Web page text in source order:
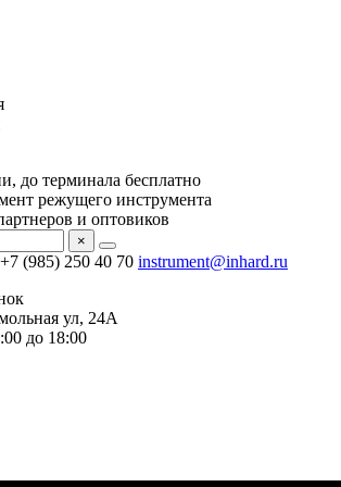
до терминала бесплатно
режущего инструмента
и оптовиков
×
+7 (985) 250 40 70 instrument@inhard.ru
ул, 24А
до 18:00